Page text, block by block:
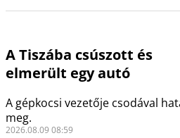
A Tiszába csúszott és
elmerült egy autó
A gépkocsi vezetője csodával
meg.
2026.08.09 08:59